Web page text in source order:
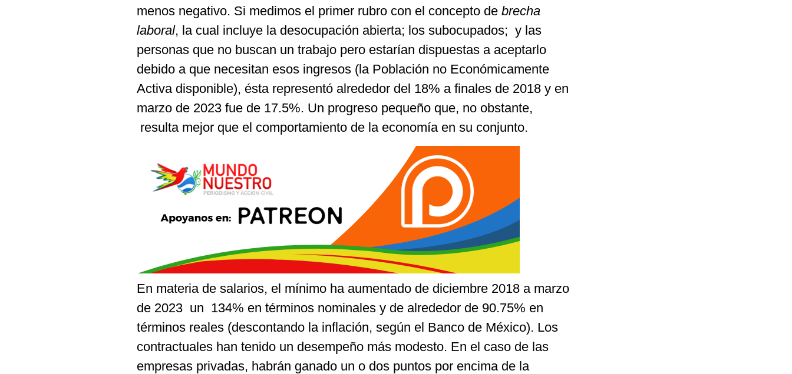
menos negativo. Si medimos el primer rubro con el concepto de brecha
laboral, la cual incluye la desocupación abierta; los subocupados; y las
personas que no buscan un trabajo pero estarían dispuestas a aceptarlo
debido a que necesitan esos ingresos (la Población no Económicamente
Activa disponible), ésta representó alrededor del 18% a finales de 2018 y en
marzo de 2023 fue de 17.5%. Un progreso pequeño que, no obstante,
resulta mejor que el comportamiento de la economía en su conjunto.
En materia de salarios, el mínimo ha aumentado de diciembre 2018 a marzo
de 2023 un 134% en términos nominales y de alrededor de 90.75% en
términos reales (descontando la inflación, según el Banco de México). Los
contractuales han tenido un desempeño más modesto. En el caso de las
empresas privadas, habrán ganado un o dos puntos por encima de la